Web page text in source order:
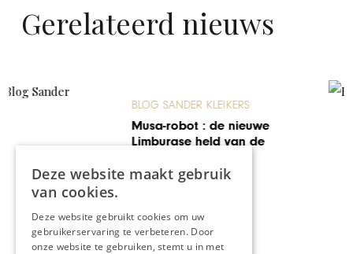
Gerelateerd nieuws
BLOG SANDER KLEIKERS
Het Geluk van Limburg 2.0
Deze website maakt gebruik
van cookies.
Deze website gebruikt cookies om uw
gebruikerservaring te verbeteren. Door
onze website te gebruiken, stemt u in met